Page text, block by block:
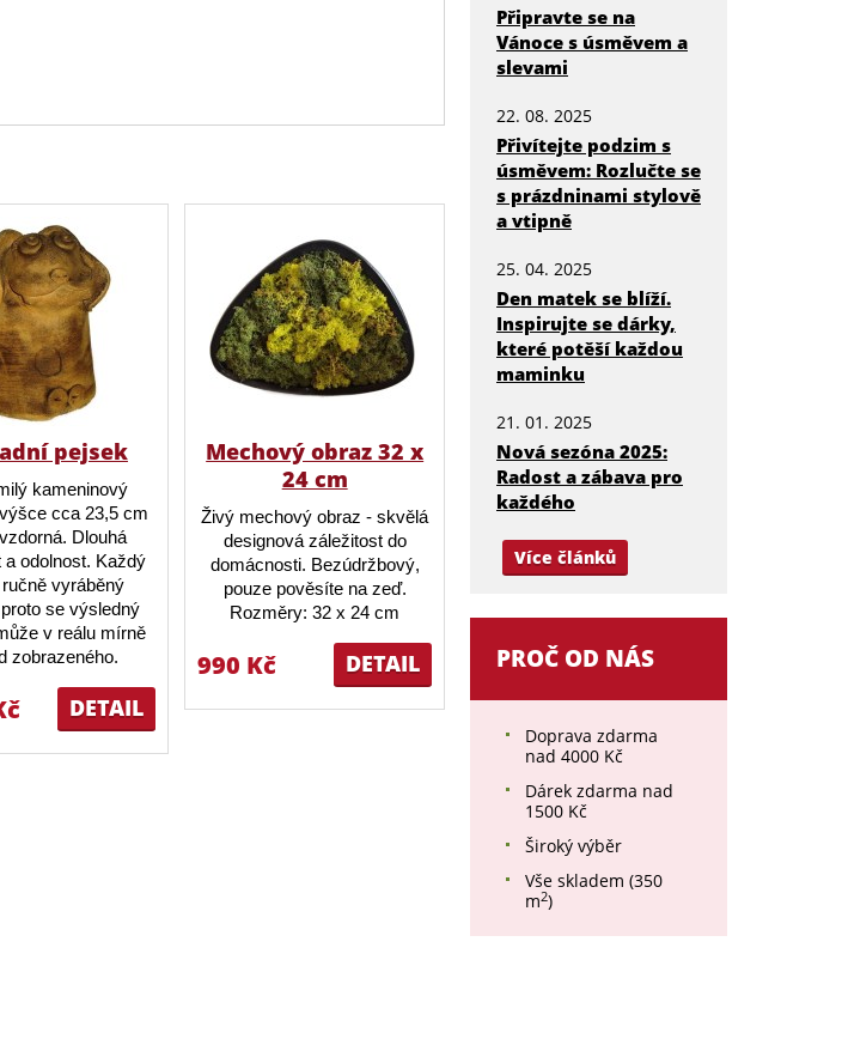
pejsek
kameninový
cca 23,5 cm
Dlouhá
a odolnost. Každý
vyráběný
se výsledný
v reálu mírně
zobrazeného.
DETAIL
Mechový obraz 32 x
24 cm
Živý mechový obraz - skvělá
designová záležitost do
domácnosti. Bezúdržbový,
pouze pověsíte na zeď.
Rozměry: 32 x 24 cm
DETAIL
990 Kč
Připravte se na
Vánoce s úsměvem a
slevami
22. 08. 2025
Přivítejte podzim s
úsměvem: Rozlučte se
s prázdninami stylově
a vtipně
25. 04. 2025
Den matek se blíží.
Inspirujte se dárky,
které potěší každou
maminku
21. 01. 2025
Nová sezóna 2025:
Radost a zábava pro
každého
Více článků
PROČ OD NÁS
Doprava zdarma
nad 4000 Kč
Dárek zdarma nad
1500 Kč
Široký výběr
Vše skladem (350
m2)